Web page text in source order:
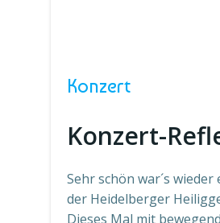
Konzert
Konzert-
Sehr schön war´s wieder
der Heidelberger
Dieses Mal mit